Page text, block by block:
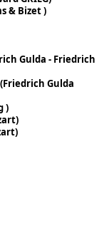
& Bizet )
Gulda - Friedrich
(Friedrich Gulda
)